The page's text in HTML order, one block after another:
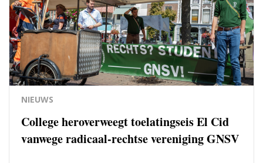
NIEUWS
College heroverweegt toelatingseis El Cid
vanwege radicaal-rechtse vereniging GNSV